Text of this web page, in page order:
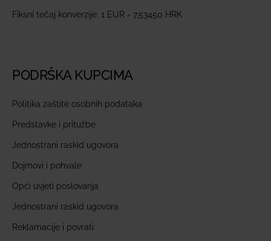
Fiksni tečaj konverzije: 1 EUR = 7,53450 HRK
PODRŠKA KUPCIMA
Politika zaštite osobnih podataka
Predstavke i pritužbe
Jednostrani raskid ugovora
Dojmovi i pohvale
Opći uvjeti poslovanja
Jednostrani raskid ugovora
Reklamacije i povrati